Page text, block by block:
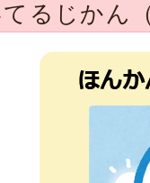
るじかん